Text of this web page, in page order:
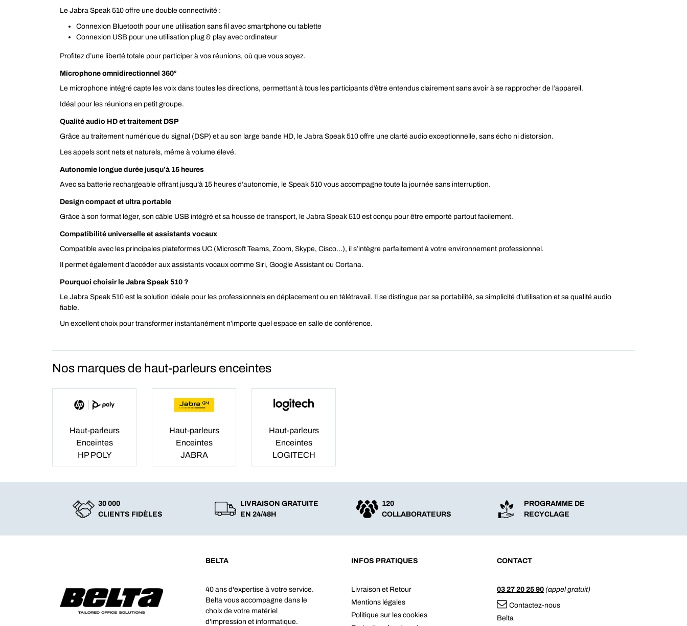
Le Jabra Speak 510 offre une double connectivité :
Connexion Bluetooth pour une utilisation sans fil avec smartphone ou tablette
Connexion USB pour une utilisation plug & play avec ordinateur
Profitez d’une liberté totale pour participer à vos réunions, où que vous soyez.
Microphone omnidirectionnel 360°
Le microphone intégré capte les voix dans toutes les directions, permettant à tous les participants d’être entendus clairement sans avoir à se rapprocher de l’appareil.
Idéal pour les réunions en petit groupe.
Qualité audio HD et traitement DSP
Grâce au traitement numérique du signal (DSP) et au son large bande HD, le Jabra Speak 510 offre une clarté audio exceptionnelle, sans écho ni distorsion.
Les appels sont nets et naturels, même à volume élevé.
Autonomie longue durée jusqu’à 15 heures
Avec sa batterie rechargeable offrant jusqu’à 15 heures d’autonomie, le Speak 510 vous accompagne toute la journée sans interruption.
Design compact et ultra portable
Grâce à son format léger, son câble USB intégré et sa housse de transport, le Jabra Speak 510 est conçu pour être emporté partout facilement.
Compatibilité universelle et assistants vocaux
Compatible avec les principales plateformes UC (Microsoft Teams, Zoom, Skype, Cisco…), il s’intègre parfaitement à votre environnement professionnel.
Il permet également d’accéder aux assistants vocaux comme Siri, Google Assistant ou Cortana.
Pourquoi choisir le Jabra Speak 510 ?
Le Jabra Speak 510 est la solution idéale pour les professionnels en déplacement ou en télétravail. Il se distingue par sa portabilité, sa simplicité d’utilisation et sa qualité audio
fiable.
Un excellent choix pour transformer instantanément n’importe quel espace en salle de conférence.
Nos marques de haut-parleurs enceintes
Haut-parleurs
Enceintes
HP POLY
Haut-parleurs
Enceintes
JABRA
Haut-parleurs
Enceintes
LOGITECH
30 000
CLIENTS FIDÈLES
LIVRAISON GRATUITE
EN 24/48H
120
COLLABORATEURS
PROGRAMME DE
RECYCLAGE
BELTA
40 ans d'expertise à votre service.
Belta vous accompagne dans le
choix de votre matériel
d'impression et informatique.
INFOS PRATIQUES
Livraison et Retour
Mentions légales
Politique sur les cookies
CONTACT
03 27 20 25 90 (appel gratuit)
Contactez-nous
Belta